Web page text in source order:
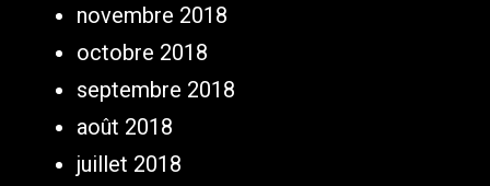
novembre 2018
octobre 2018
septembre 2018
août 2018
juillet 2018